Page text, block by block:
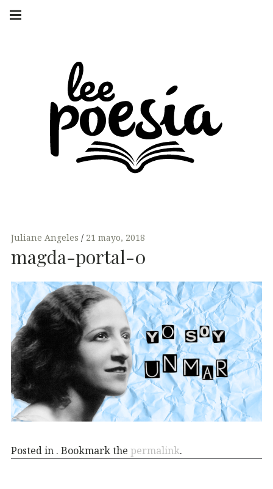
Skip
navigation
Juliane Angeles 21 mayo, 2018
magda-portal-0
Posted in . Bookmark the permalink.